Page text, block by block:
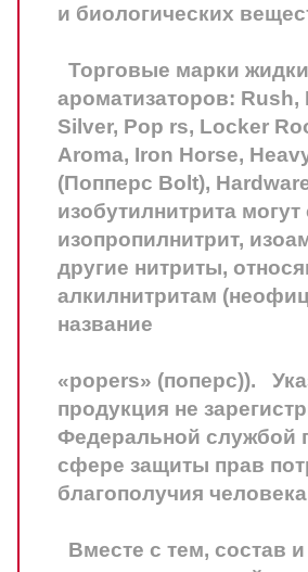
и биологических
Торговые марки
ароматизаторов: Rush,
Silver, Pop rs, Locker
Aroma, Iron Horse,
(Попперс Bolt),
изобутилнитрита
изопропилнитрит,
другие нитриты,
алкилнитритам
название
«popers» (поперс)).
продукция не
Федеральной службой
сфере защиты прав
благополучия
Вместе с тем, состав